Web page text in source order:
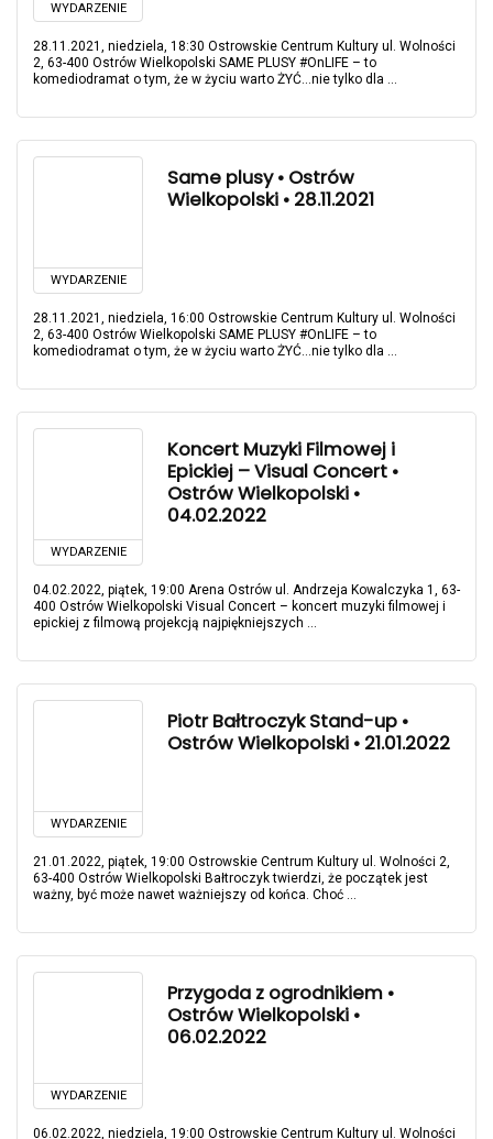
WYDARZENIE
28.11.2021, niedziela, 18:30 Ostrowskie Centrum Kultury ul. Wolności
2, 63-400 Ostrów Wielkopolski SAME PLUSY #OnLIFE – to
komediodramat o tym, że w życiu warto ŻYĆ...nie tylko dla ...
WYDARZENIE
Same plusy • Ostrów
Wielkopolski • 28.11.2021
28.11.2021, niedziela, 16:00 Ostrowskie Centrum Kultury ul. Wolności
2, 63-400 Ostrów Wielkopolski SAME PLUSY #OnLIFE – to
komediodramat o tym, że w życiu warto ŻYĆ...nie tylko dla ...
WYDARZENIE
Koncert Muzyki Filmowej i
Epickiej – Visual Concert •
Ostrów Wielkopolski •
04.02.2022
04.02.2022, piątek, 19:00 Arena Ostrów ul. Andrzeja Kowalczyka 1, 63-
400 Ostrów Wielkopolski Visual Concert – koncert muzyki filmowej i
epickiej z filmową projekcją najpiękniejszych ...
WYDARZENIE
Piotr Bałtroczyk Stand-up •
Ostrów Wielkopolski • 21.01.2022
21.01.2022, piątek, 19:00 Ostrowskie Centrum Kultury ul. Wolności 2,
63-400 Ostrów Wielkopolski Bałtroczyk twierdzi, że początek jest
ważny, być może nawet ważniejszy od końca. Choć ...
WYDARZENIE
Przygoda z ogrodnikiem •
Ostrów Wielkopolski •
06.02.2022
06.02.2022, niedziela, 19:00 Ostrowskie Centrum Kultury ul. Wolności